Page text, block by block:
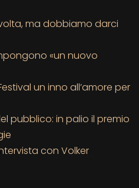
ma dobbiamo darci
«un nuovo
un inno all’amore per
pubblico: in palio il premio
con Volker